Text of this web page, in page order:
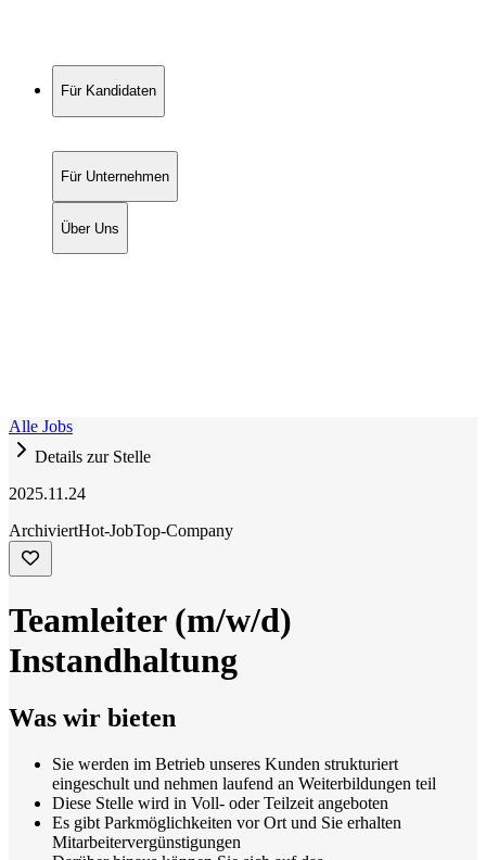
Für Kandidaten
Für Unternehmen
Über Uns
Alle Jobs
Details zur Stelle
2025.11.24
ArchiviertHot-JobTop-Company
Teamleiter (m/w/d)
Instandhaltung
Was wir bieten
Sie werden im Betrieb unseres Kunden strukturiert
eingeschult und nehmen laufend an Weiterbildungen teil
Diese Stelle wird in Voll- oder Teilzeit angeboten
Es gibt Parkmöglichkeiten vor Ort und Sie erhalten
Mitarbeitervergünstigungen